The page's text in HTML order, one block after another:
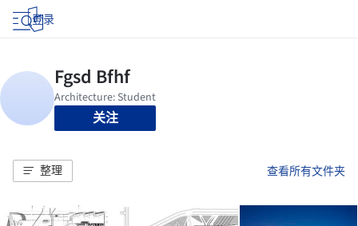
登录
关注
整理 查看所有文件夹